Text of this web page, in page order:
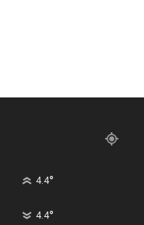
4.4°
4.4°